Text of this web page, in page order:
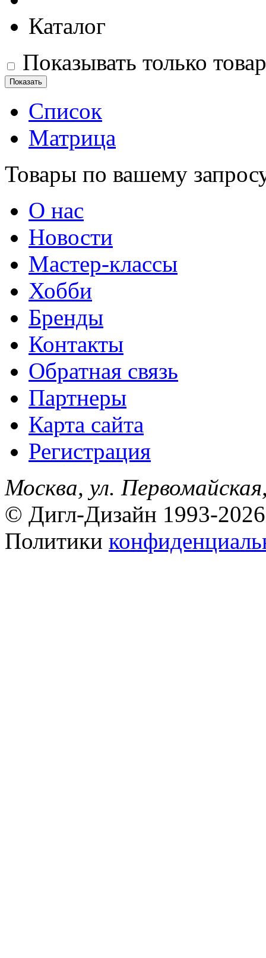
Каталог
Показывать только
Список
Матрица
Товары по вашему
О нас
Новости
Мастер-классы
Хобби
Бренды
Контакты
Обратная связь
Партнеры
Карта сайта
Регистрация
Москва, ул.
© Дигл-Дизайн 1993-2026
Политики